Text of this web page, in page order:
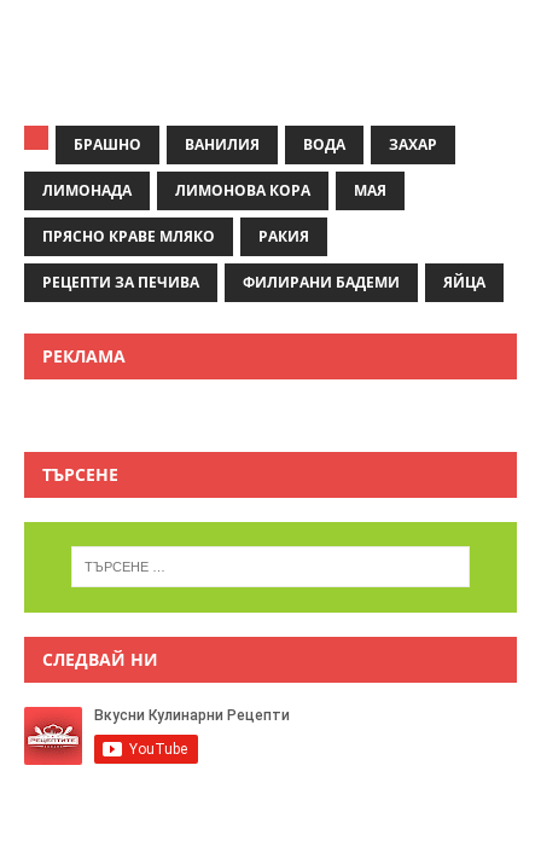
БРАШНО ВАНИЛИЯ ВОДА ЗАХАР
ЛИМОНАДА ЛИМОНОВА КОРА МАЯ
ПРЯСНО КРАВЕ МЛЯКО РАКИЯ
РЕЦЕПТИ ЗА ПЕЧИВА ФИЛИРАНИ БАДЕМИ ЯЙЦА
РЕКЛАМА
ТЪРСЕНЕ
СЛЕДВАЙ НИ